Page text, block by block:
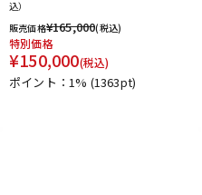
込）
販売価格¥165,000(税込)
特別価格
¥150,000(税込)
ポイント：1% (1363pt)